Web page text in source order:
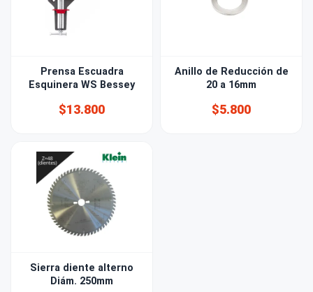
Prensa Escuadra
Esquinera WS Bessey
$13.800
Anillo de Reducción de
20 a 16mm
$5.800
Sierra diente alterno
Diám. 250mm